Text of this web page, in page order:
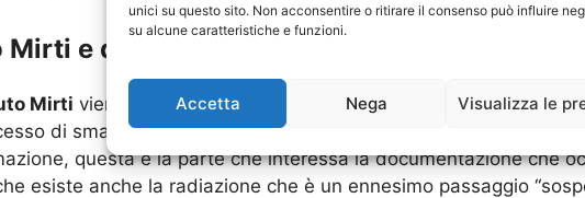
unici su questo sito. Non acconsentire o ritirare il consenso può influire
su alcune caratteristiche e funzioni.
Accetta Nega Visualizza le
e differenza della “radiazione”
Mirti viene unito a quella della rottamazione auto, anche se
di smaltimento, smontaggio, recupero e eliminazione della
questa è la parte che interessa la documentazione che
esiste anche la radiazione che è un ennesimo passaggio